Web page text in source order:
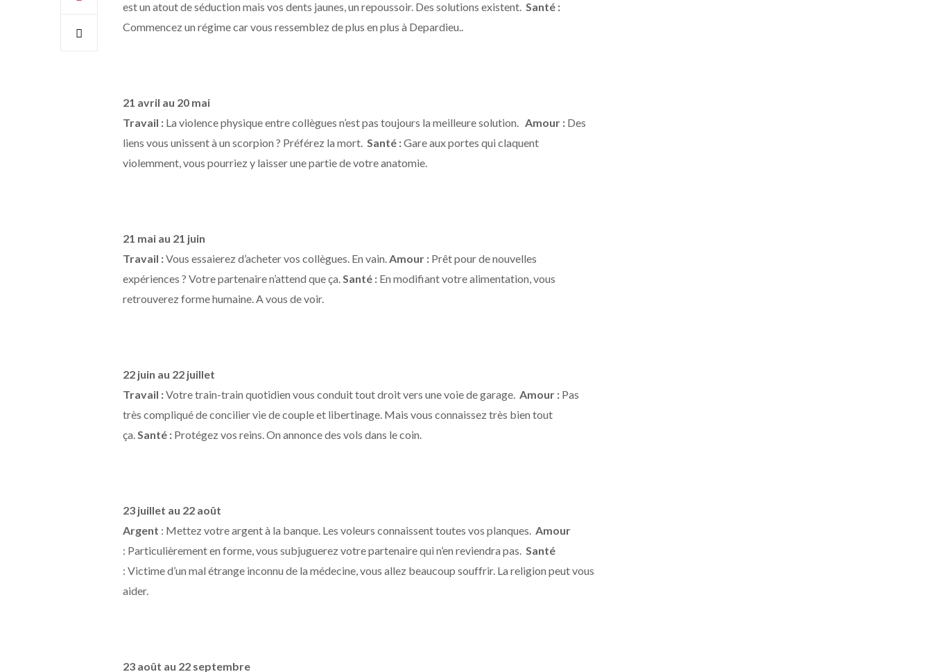
est un atout de séduction mais vos dents jaunes, un repoussoir. Des solutions existent. Santé :
Commencez un régime car vous ressemblez de plus en plus à Depardieu..
21 avril au 20 mai
Travail : La violence physique entre collègues n’est pas toujours la meilleure solution. Amour : Des
liens vous unissent à un scorpion ? Préférez la mort. Santé :Gare aux portes qui claquent
violemment, vous pourriez y laisser une partie de votre anatomie.
21 mai au 21 juin
Travail :Vous essaierez d’acheter vos collègues. En vain.Amour : Prêt pour de nouvelles
expériences ? Votre partenaire n’attend que ça.Santé : En modifiant votre alimentation, vous
retrouverez forme humaine. A vous de voir.
22 juin au 22 juillet
Travail :Votre train-train quotidien vous conduit tout droit vers une voie de garage. Amour : Pas
très compliqué de concilier vie de couple et libertinage. Mais vous connaissez très bien tout
ça.Santé : Protégez vos reins. On annonce des vols dans le coin.
23 juillet au 22 août
Argent : Mettez votre argent à la banque. Les voleurs connaissent toutes vos planques. Amour
: Particulièrement en forme, vous subjuguerez votre partenaire qui n’en reviendra pas. Santé
: Victime d’un mal étrange inconnu de la médecine, vous allez beaucoup souffrir. La religion peut vous
aider.
23 août au 22 septembre